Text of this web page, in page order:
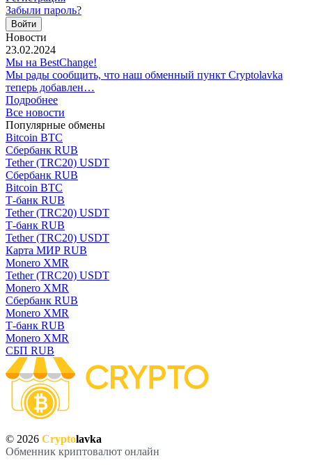
Забыли пароль?
Новости
23.02.2024
Мы на BestChange!
Мы рады сообщить, что наш обменный пункт Cryptolavka
теперь добавлен…
Подробнее
Все новости
Популярные обмены
Bitcoin BTC
Сбербанк RUB
Tether (TRC20) USDT
Сбербанк RUB
Bitcoin BTC
Т-банк RUB
Tether (TRC20) USDT
Т-банк RUB
Tether (TRC20) USDT
Карта МИР RUB
Monero XMR
Tether (TRC20) USDT
Monero XMR
Сбербанк RUB
Monero XMR
Т-банк RUB
Monero XMR
СБП RUB
© 2026 Cryptolavka
Обменник криптовалют онлайн